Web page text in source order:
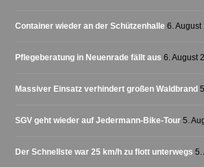
Container wieder an der Schützenhalle 6. August
Pflegeberatung in Neuenrade fällt aus 6. August
Massiver Einsatz verhindert großen Waldbrand
SGV geht wieder auf Jedermann-Bike-Tour 5.
Der Schnellste war 25 km/h zu flott unterwegs 5.